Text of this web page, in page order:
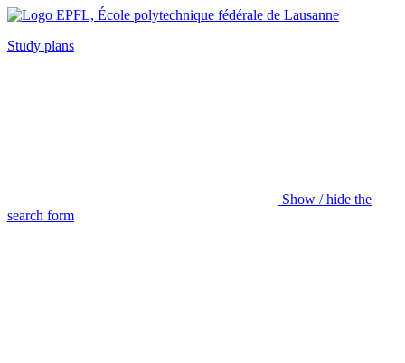
Study plans
Show / hide the
search form